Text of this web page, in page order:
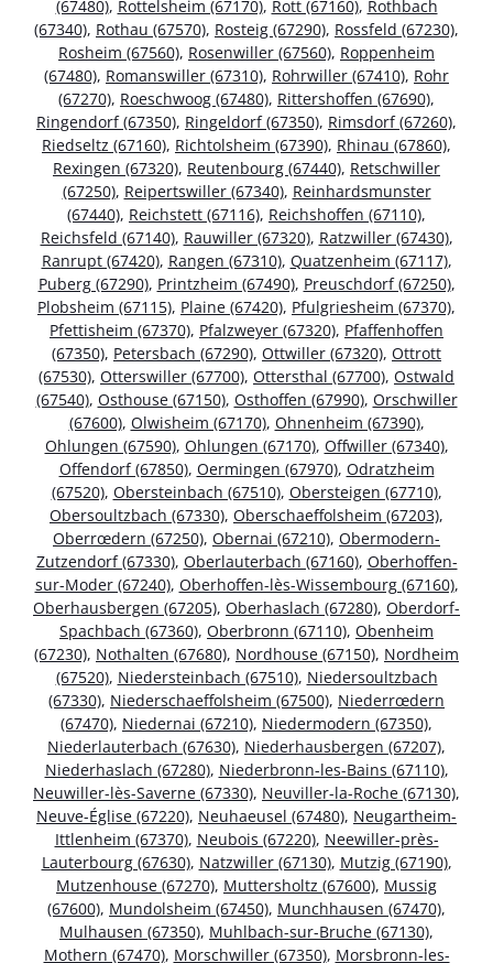
(67480), Rottelsheim (67170), Rott (67160), Rothbach
(67340), Rothau (67570), Rosteig (67290), Rossfeld (67230),
Rosheim (67560), Rosenwiller (67560), Roppenheim
(67480), Romanswiller (67310), Rohrwiller (67410), Rohr
(67270), Roeschwoog (67480), Rittershoffen (67690),
Ringendorf (67350), Ringeldorf (67350), Rimsdorf (67260),
Riedseltz (67160), Richtolsheim (67390), Rhinau (67860),
Rexingen (67320), Reutenbourg (67440), Retschwiller
(67250), Reipertswiller (67340), Reinhardsmunster
(67440), Reichstett (67116), Reichshoffen (67110),
Reichsfeld (67140), Rauwiller (67320), Ratzwiller (67430),
Ranrupt (67420), Rangen (67310), Quatzenheim (67117),
Puberg (67290), Printzheim (67490), Preuschdorf (67250),
Plobsheim (67115), Plaine (67420), Pfulgriesheim (67370),
Pfettisheim (67370), Pfalzweyer (67320), Pfaffenhoffen
(67350), Petersbach (67290), Ottwiller (67320), Ottrott
(67530), Otterswiller (67700), Ottersthal (67700), Ostwald
(67540), Osthouse (67150), Osthoffen (67990), Orschwiller
(67600), Olwisheim (67170), Ohnenheim (67390),
Ohlungen (67590), Ohlungen (67170), Offwiller (67340),
Offendorf (67850), Oermingen (67970), Odratzheim
(67520), Obersteinbach (67510), Obersteigen (67710),
Obersoultzbach (67330), Oberschaeffolsheim (67203),
Oberrœdern (67250), Obernai (67210), Obermodern-
Zutzendorf (67330), Oberlauterbach (67160), Oberhoffen-
sur-Moder (67240), Oberhoffen-lès-Wissembourg (67160),
Oberhausbergen (67205), Oberhaslach (67280), Oberdorf-
Spachbach (67360), Oberbronn (67110), Obenheim
(67230), Nothalten (67680), Nordhouse (67150), Nordheim
(67520), Niedersteinbach (67510), Niedersoultzbach
(67330), Niederschaeffolsheim (67500), Niederrœdern
(67470), Niedernai (67210), Niedermodern (67350),
Niederlauterbach (67630), Niederhausbergen (67207),
Niederhaslach (67280), Niederbronn-les-Bains (67110),
Neuwiller-lès-Saverne (67330), Neuviller-la-Roche (67130),
Neuve-Église (67220), Neuhaeusel (67480), Neugartheim-
Ittlenheim (67370), Neubois (67220), Neewiller-près-
Lauterbourg (67630), Natzwiller (67130), Mutzig (67190),
Mutzenhouse (67270), Muttersholtz (67600), Mussig
(67600), Mundolsheim (67450), Munchhausen (67470),
Mulhausen (67350), Muhlbach-sur-Bruche (67130),
Mothern (67470), Morschwiller (67350), Morsbronn-les-